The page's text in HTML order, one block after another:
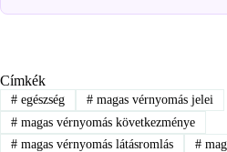
Címkék
#egészség #magas vérnyomás jelei
#magas vérnyomás következménye
#magas vérnyomás látásromlás #